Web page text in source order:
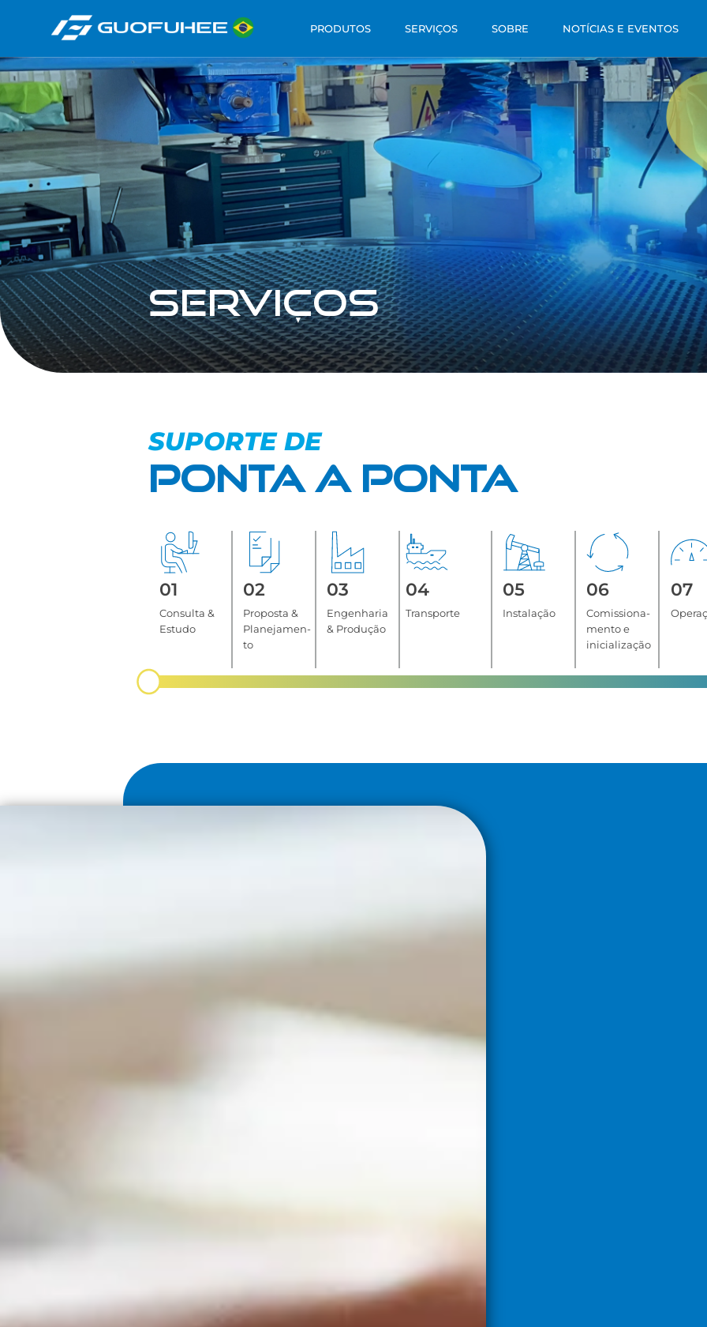
PRODUTOS SERVIÇOS SOBRE NOTÍCIAS E EVENTOS
serviços
SUPORTE DE
PONTA A PONTA
01
Consulta &
Estudo
02
Proposta &
Planejamen-
to
03
Engenharia
& Produção
04
Transporte
05
Instalação
06
Comissiona-
mento e
inicialização
07